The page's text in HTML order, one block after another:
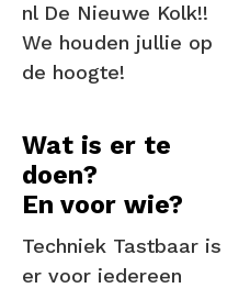
nl De Nieuwe Kolk!!
We houden jullie op
de hoogte!
Wat is er te
doen?
En voor wie?
Techniek Tastbaar is
er voor iedereen